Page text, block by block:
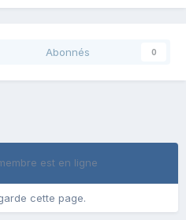
Abonnés 0
est en ligne
cette page.